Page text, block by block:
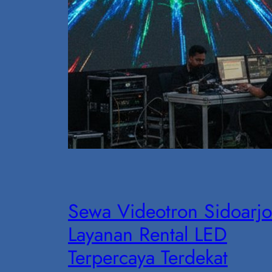
Sewa Videotron
Layanan Rental LED
Terpercaya Terdekat